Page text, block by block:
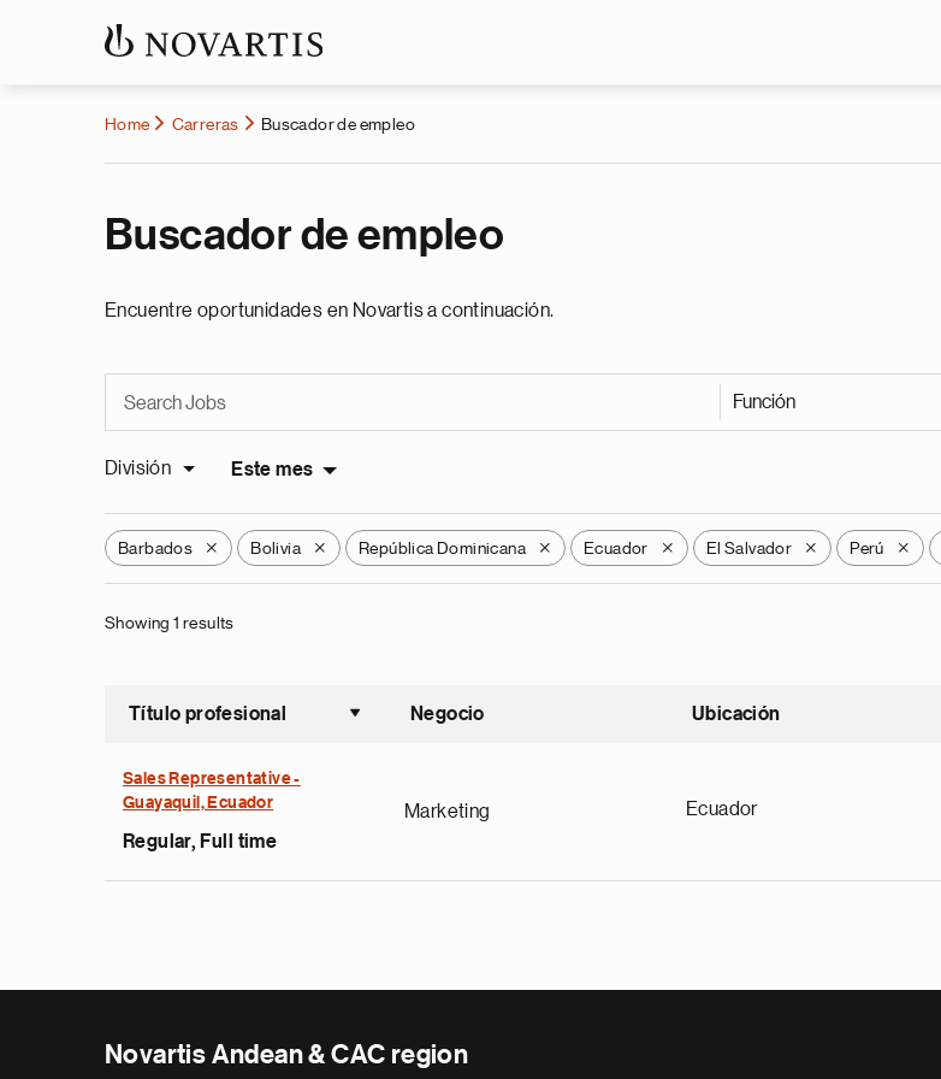
Home Carreras Buscador de empleo
Buscador de empleo
Encuentre oportunidades en Novartis a continuación.
Función
División Este mes
Barbados X Bolivia X República Dominicana X Ecuador X El Salvador X Perú X
Showing 1 results
Título profesional
Ordenar ascendente
Negocio Ubicación
Sales Representative -
Guayaquil, Ecuador
Regular, Full time
Marketing Ecuador
Novartis Andean & CAC region